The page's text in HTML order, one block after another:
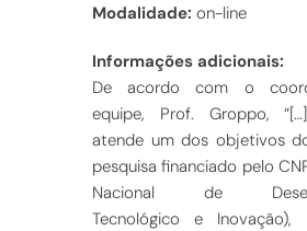
Modalidade: on-line
Informações adicionais:
De acordo com o
equipe, Prof. Groppo,
atende um dos objetivos
pesquisa financiado pelo
Nacional de
Tecnológico e